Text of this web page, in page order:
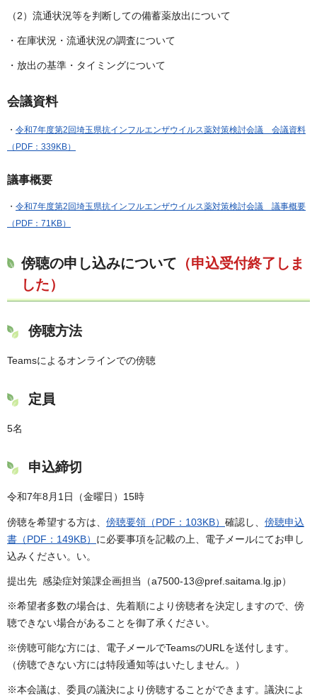
（2）流通状況等を判断しての備蓄薬放出について
・在庫状況・流通状況の調査について
・放出の基準・タイミングについて
会議資料
・ 令和7年度第2回埼玉県抗インフルエンザウイルス薬対策検討会議 会議資料
（PDF：339KB）
議事概要
・ 令和7年度第2回埼玉県抗インフルエンザウイルス薬対策検討会議 議事概要
（PDF：71KB）
傍聴の申し込みについて （申込受付終了しま
した）
傍聴方法
Teamsによるオンラインでの傍聴
定員
5名
申込締切
令和7年8月1日（金曜日）15時
傍聴を希望する方は、 傍聴要領（PDF：103KB） 確認し、 傍聴申込
書（PDF：149KB） に必要事項を記載の上、電子メールにてお申し
込みください。い。
提出先 感染症対策課企画担当（a7500-13@pref.saitama.lg.jp）
※希望者多数の場合は、先着順により傍聴者を決定しますので、傍
聴できない場合があることを御了承ください。
※傍聴可能な方には、電子メールでTeamsのURLを送付します。
（傍聴できない方には特段通知等はいたしません。）
※本会議は、委員の議決により傍聴することができます。議決によ